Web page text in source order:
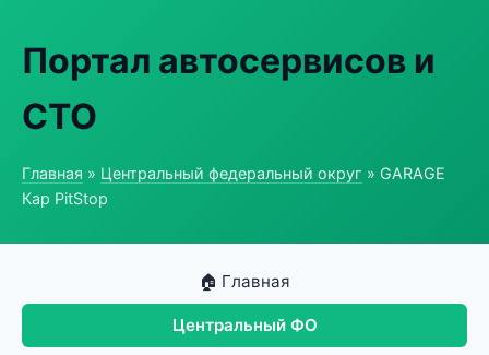
Портал автосервисов и
СТО
Главная » Центральный федеральный округ » GARAGE
Кар PitStop
🏠 Главная
Центральный ФО